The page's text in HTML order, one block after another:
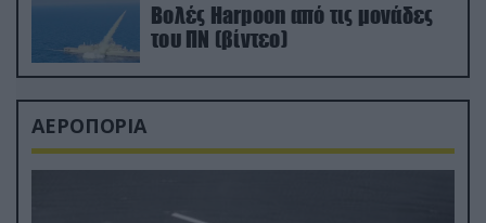
Βολές Harpoon από τις μονάδες
του ΠΝ (βίντεο)
ΑΕΡΟΠΟΡΙΑ